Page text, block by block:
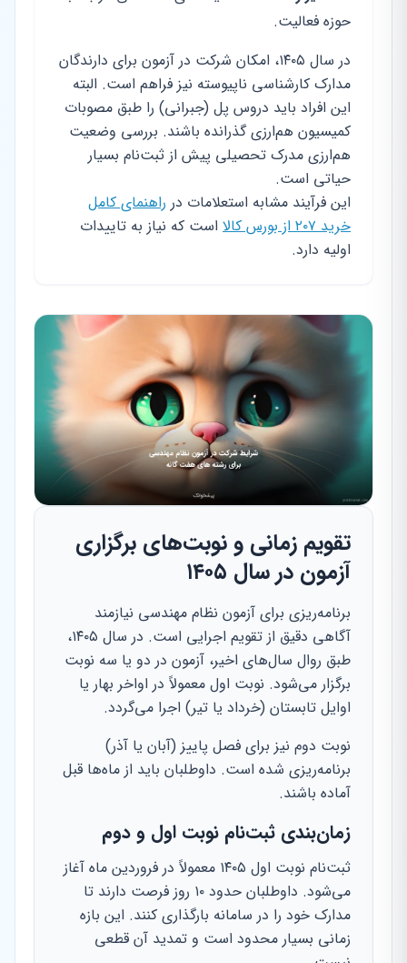
حوزه فعالیت.
در سال ۱۴۰۵، امکان شرکت در آزمون برای دارندگان
مدارک کارشناسی ناپیوسته نیز فراهم است. البته
این افراد باید دروس پل (جبرانی) را طبق مصوبات
کمیسیون هم‌ارزی گذرانده باشند. بررسی وضعیت
هم‌ارزی مدرک تحصیلی پیش از ثبت‌نام بسیار
حیاتی است.
این فرآیند مشابه استعلامات در راهنمای کامل
خرید ۲۰۷ از بورس کالا
است که نیاز به تاییدات
اولیه دارد.
تقویم زمانی و نوبت‌های برگزاری
آزمون در سال ۱۴۰۵
برنامه‌ریزی برای آزمون نظام مهندسی نیازمند
آگاهی دقیق از تقویم اجرایی است. در سال ۱۴۰۵،
طبق روال سال‌های اخیر، آزمون در دو یا سه نوبت
برگزار می‌شود. نوبت اول معمولاً در اواخر بهار یا
اوایل تابستان (خرداد یا تیر) اجرا می‌گردد.
نوبت دوم نیز برای فصل پاییز (آبان یا آذر)
برنامه‌ریزی شده است. داوطلبان باید از ماه‌ها قبل
آماده باشند.
زمان‌بندی ثبت‌نام نوبت اول و دوم
ثبت‌نام نوبت اول ۱۴۰۵ معمولاً در فروردین ماه آغاز
می‌شود. داوطلبان حدود ۱۰ روز فرصت دارند تا
مدارک خود را در سامانه بارگذاری کنند. این بازه
زمانی بسیار محدود است و تمدید آن قطعی